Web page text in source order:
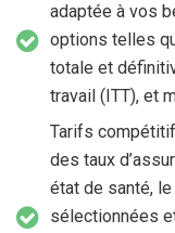
adaptée à vos
options telles
totale et
travail (ITT), et
Tarifs
des taux
état de santé,
sélectionnées